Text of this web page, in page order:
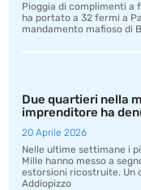
Pioggia di complimenti a
ha portato a 32 fermi a
mandamento mafioso di
Due quartieri nella
imprenditore ha
20 Aprile 2026
Nelle ultime settimane i
Mille hanno messo a
estorsioni ricostruite. Un
Addiopizzo